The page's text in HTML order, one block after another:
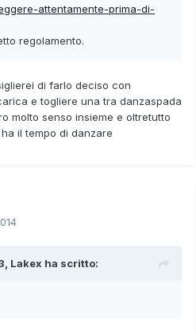
attentamente-prima-di-
regolamento.
di farlo deciso con
e togliere una tra danzaspada
molto senso insieme e oltretutto
il tempo di danzare
Lakex ha scritto: